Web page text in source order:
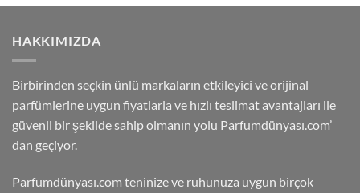
HAKKIMIZDA
Birbirinden seçkin ünlü markaların etkileyici ve orijinal
parfümlerine uygun fiyatlarla ve hızlı teslimat avantajları ile
güvenli bir şekilde sahip olmanın yolu Parfumdünyası.com’
dan geçiyor.
Parfumdünyası.com teninize ve ruhunuza uygun birçok